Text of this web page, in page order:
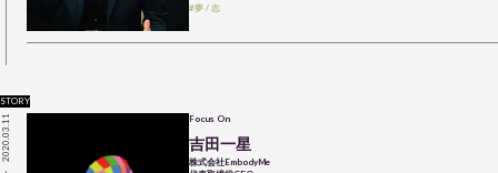
#夢 / 志
STORY
2020.03.11 Focus On
吉田一星
株式会社EmbodyMe